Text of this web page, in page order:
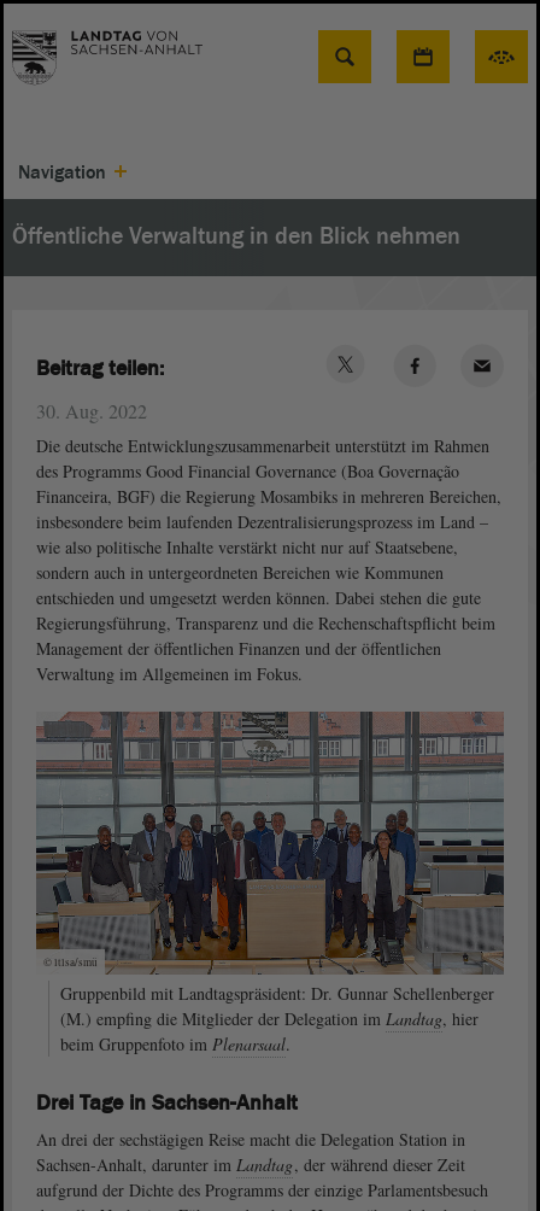
Suche
Navigation
Öffentliche Verwaltung in den Blick nehmen
30. Aug. 2022
Die deutsche Entwicklungszusammenarbeit unterstützt im Rahmen
des Programms Good Financial Governance (Boa Governação
Financeira, BGF) die Regierung Mosambiks in mehreren Bereichen,
insbesondere beim laufenden Dezentralisierungsprozess im Land –
wie also politische Inhalte verstärkt nicht nur auf Staatsebene,
sondern auch in untergeordneten Bereichen wie Kommunen
entschieden und umgesetzt werden können. Dabei stehen die gute
Regierungsführung, Transparenz und die Rechenschaftspflicht beim
Management der öffentlichen Finanzen und der öffentlichen
Verwaltung im Allgemeinen im Fokus.
© ltlsa/smü
Gruppenbild mit Landtagspräsident: Dr. Gunnar Schellenberger
(M.) empfing die Mitglieder der Delegation im Landtag, hier
beim Gruppenfoto im Plenarsaal.
Drei Tage in Sachsen-Anhalt
An drei der sechstägigen Reise macht die Delegation Station in
Sachsen-Anhalt, darunter im Landtag, der während dieser Zeit
aufgrund der Dichte des Programms der einzige Parlamentsbesuch
Beitrag teilen: